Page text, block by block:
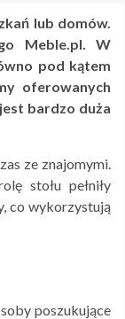
lub domów.
Meble.pl. W
pod kątem
oferowanych
bardzo duża
ze znajomymi.
stołu pełniły
co wykorzystują
poszukujące